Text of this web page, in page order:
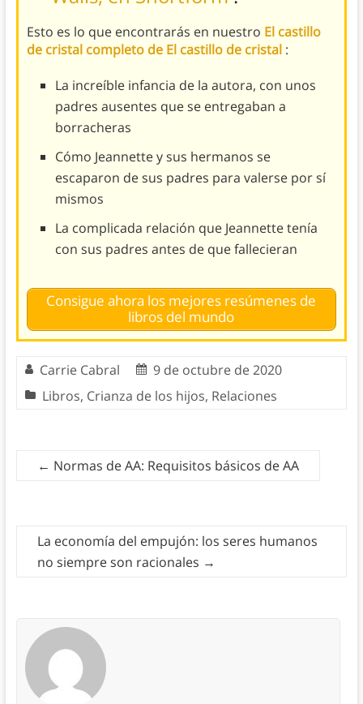
Esto es lo que encontrarás en nuestro El castillo
de cristal completo de El castillo de cristal :
La increíble infancia de la autora, con unos
padres ausentes que se entregaban a
borracheras
Cómo Jeannette y sus hermanos se
escaparon de sus padres para valerse por sí
mismos
La complicada relación que Jeannette tenía
con sus padres antes de que fallecieran
Consigue ahora los mejores resúmenes de
libros del mundo
Carrie Cabral
9 de octubre de 2020
Libros, Crianza de los hijos, Relaciones
← Normas de AA: Requisitos básicos de AA
La economía del empujón: los seres humanos
no siempre son racionales →